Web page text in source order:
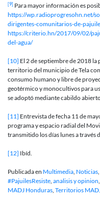
[9] Para mayor información es
https://wp.radioprogresohn.net/
dirigentes-comunitarios-de-
https://criterio.hn/2017/09/02/
del-agua/
[10] El 2 de septiembre de 2018
territorio del municipio de Tela
consumo humano y libre de
geotérmico y monocultivos para
se adoptó mediante cabildo
[11] Entrevista de fecha 11 de
programa y espacio radial del
transmitido los días lunes a través
[12] Ibíd.
Publicada en Multimedia, Noticias,
#PajuilesResiste, analisis y opinion,
MADJ Honduras, Territorios